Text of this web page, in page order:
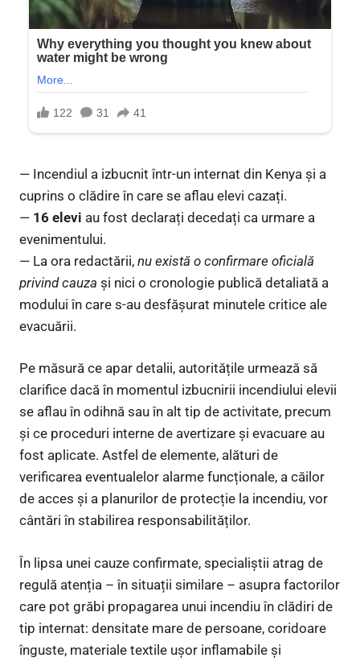
— Incendiul a izbucnit într-un internat din Kenya și a
cuprins o clădire în care se aflau elevi cazați.
— 16 elevi au fost declarați decedați ca urmare a
evenimentului.
— La ora redactării, nu există o confirmare oficială
privind cauza și nici o cronologie publică detaliată a
modului în care s-au desfășurat minutele critice ale
evacuării.
Pe măsură ce apar detalii, autoritățile urmează să
clarifice dacă în momentul izbucnirii incendiului elevii
se aflau în odihnă sau în alt tip de activitate, precum
și ce proceduri interne de avertizare și evacuare au
fost aplicate. Astfel de elemente, alături de
verificarea eventualelor alarme funcționale, a căilor
de acces și a planurilor de protecție la incendiu, vor
cântări în stabilirea responsabilităților.
În lipsa unei cauze confirmate, specialiștii atrag de
regulă atenția – în situații similare – asupra factorilor
care pot grăbi propagarea unui incendiu în clădiri de
tip internat: densitate mare de persoane, coridoare
înguste, materiale textile ușor inflamabile și